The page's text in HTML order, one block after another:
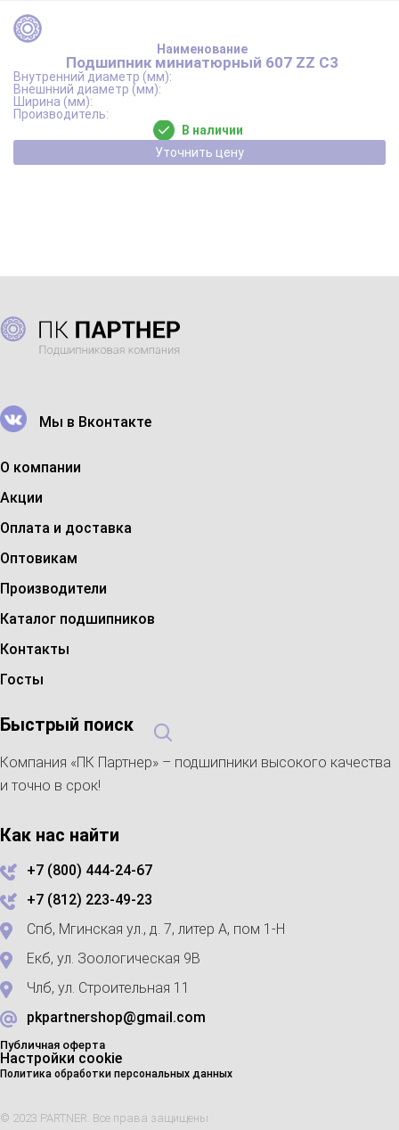
Подшипник миниатюрный 607 ZZ C3
В наличии
Уточнить цену
Мы в Вконтакте
О компании
Акции
Оплата и доставка
Оптовикам
Производители
Каталог подшипников
Контакты
Госты
Быстрый поиск
Компания «ПК Партнер» – подшипники высокого качества
и точно в срок!
Как нас найти
+7 (800) 444-24-67
+7 (812) 223-49-23
Спб, Мгинская ул., д. 7, литер А, пом 1-Н
Екб, ул. Зоологическая 9В
Члб, ул. Строительная 11
pkpartnershop@gmail.com
Публичная оферта
Настройки cookie
Политика обработки персональных данных
© 2023 PARTNER. Все права защищены